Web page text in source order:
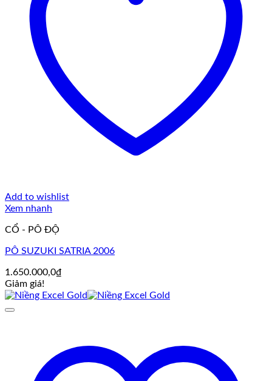
Add to wishlist
Xem nhanh
CỔ - PÔ ĐỘ
PÔ SUZUKI SATRIA 2006
1.650.000,0₫
Giảm giá!